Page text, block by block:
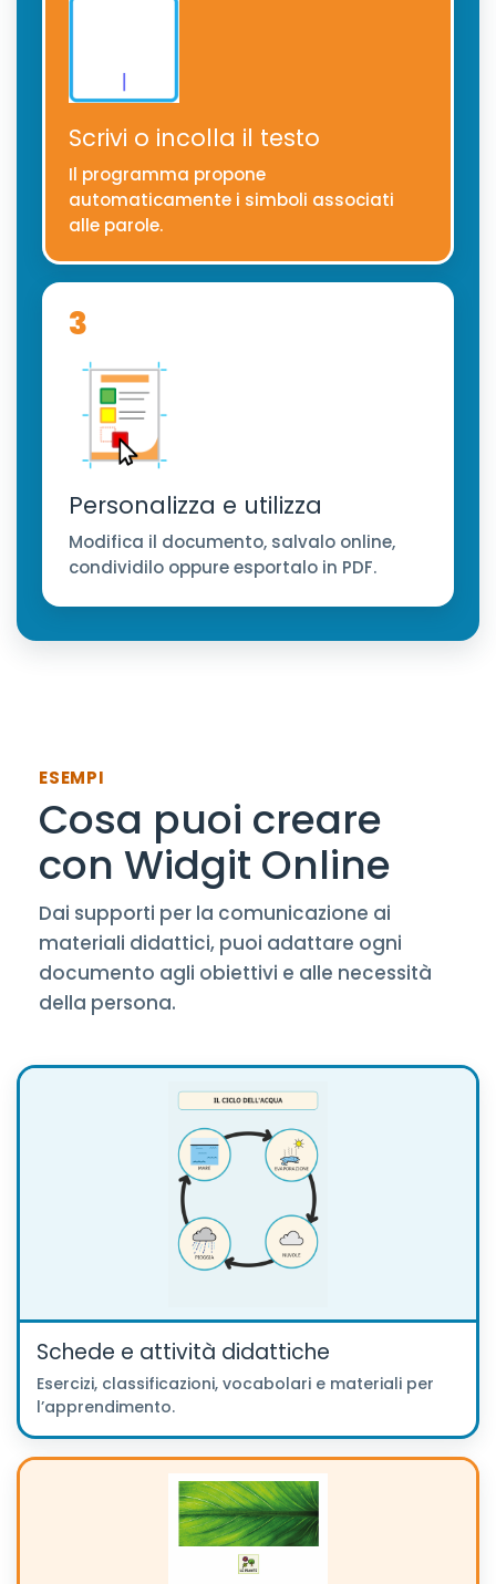
Scrivi o incolla il testo
Il programma propone
automaticamente i simboli associati
alle parole.
3
Personalizza e utilizza
Modifica il documento, salvalo online,
condividilo oppure esportalo in PDF.
ESEMPI
Cosa puoi creare
con Widgit Online
Dai supporti per la comunicazione ai
materiali didattici, puoi adattare ogni
documento agli obiettivi e alle necessità
della persona.
Schede e attività didattiche
Esercizi, classificazioni, vocabolari e materiali per
l’apprendimento.